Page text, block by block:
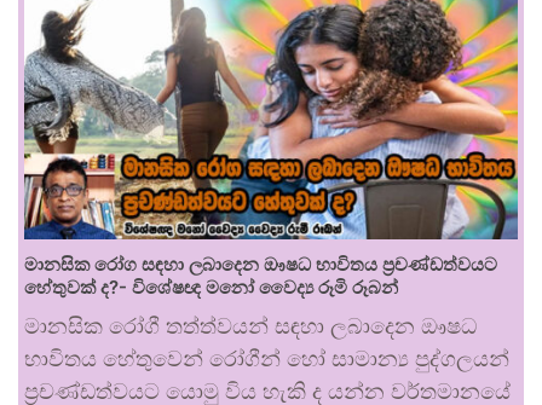
මානසික රෝග සඳහා ලබාදෙන ඖෂධ භාවිතය ප්‍රචණ්ඩත්වයට
හේතුවක් ද?- විශේෂඥ මනෝ වෛද්‍ය රූමි රූබන්
මානසික රෝගී තත්ත්වයන් සඳහා ලබාදෙන ඖෂධ
භාවිතය හේතුවෙන් රෝගීන් හෝ සාමාන්‍ය පුද්ගලයන්
ප්‍රචණ්ඩත්වයට යොමු විය හැකි ද යන්න වර්තමානයේ